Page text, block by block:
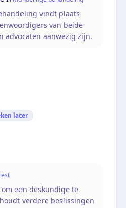
vindt plaats
van beide
advocaten aanwezig zijn.
later
een deskundige te
verdere beslissingen